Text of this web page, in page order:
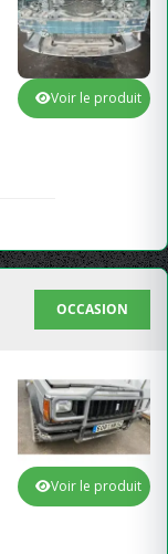
Voir le produit
OCCASION
Voir le produit